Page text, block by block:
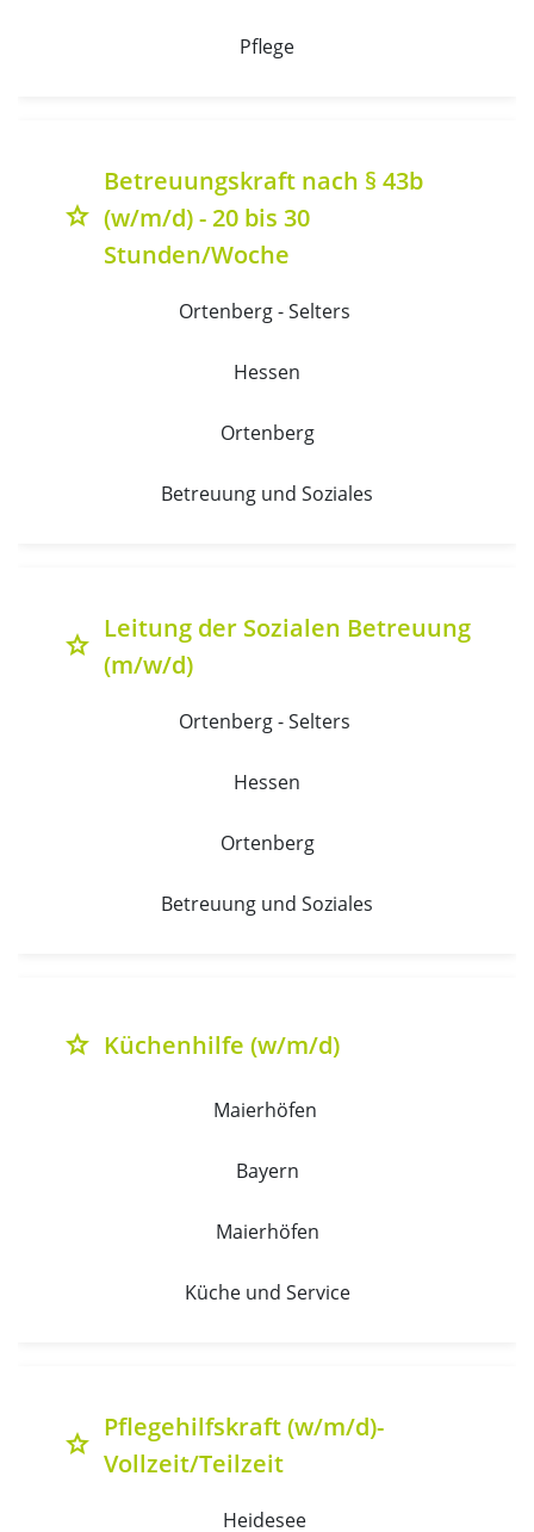
Pflege
grade
Betreuungskraft nach § 43b
(w/m/d) - 20 bis 30
Stunden/Woche
Ortenberg - Selters
Hessen
Ortenberg
Betreuung und Soziales
grade
Leitung der Sozialen Betreuung
(m/w/d)
Ortenberg - Selters
Hessen
Ortenberg
Betreuung und Soziales
grade Küchenhilfe (w/m/d)
Maierhöfen
Bayern
Maierhöfen
Küche und Service
grade
Pflegehilfskraft (w/m/d)-
Vollzeit/Teilzeit
Heidesee